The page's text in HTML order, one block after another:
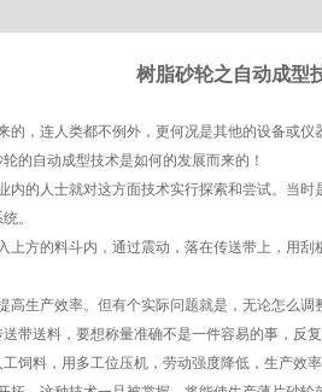
树脂砂轮之自动成型
，连人类都不例外，更何况是其他的设备或仪
的自动成型技术是如何的发展而来的！
的人士就对这方面技术实行探索和尝试。当时
。
方的料斗内，通过震动，落在传送带上，用刮
生产效率。但有个实际问题就是，无论怎么调
带送料，要想称量准确不是一件容易的事，反
饲料，用多工位压机，劳动强度降低，生产效率